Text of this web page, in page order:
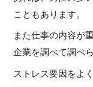
こともあります。
また仕事の内容が
企業を調べて調べ
ストレス要因をよ